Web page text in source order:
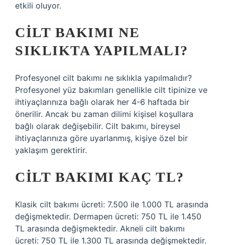
etkili oluyor.
CILT BAKIMI NE
SIKLIKTA YAPILMALI?
Profesyonel cilt bakımı ne sıklıkla yapılmalıdır?
Profesyonel yüz bakımları genellikle cilt tipinize ve
ihtiyaçlarınıza bağlı olarak her 4-6 haftada bir
önerilir. Ancak bu zaman dilimi kişisel koşullara
bağlı olarak değişebilir. Cilt bakımı, bireysel
ihtiyaçlarınıza göre uyarlanmış, kişiye özel bir
yaklaşım gerektirir.
CILT BAKIMI KAÇ TL?
Klasik cilt bakımı ücreti: 7.500 ile 1.000 TL arasında
değişmektedir. Dermapen ücreti: 750 TL ile 1.450
TL arasında değişmektedir. Akneli cilt bakımı
ücreti: 750 TL ile 1.300 TL arasında değişmektedir.